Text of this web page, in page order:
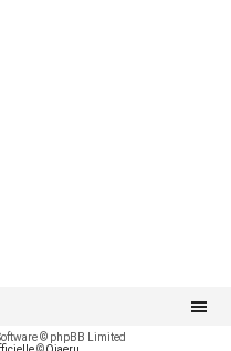
© phpBB Limited